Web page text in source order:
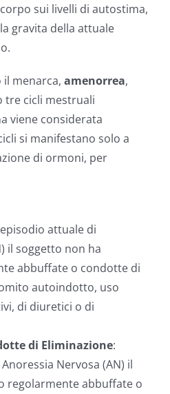
sui livelli di autostima,
gravita della attuale
il menarca, amenorrea,
tre cicli mestruali
viene considerata
si manifestano solo a
di ormoni, per
attuale di
il soggetto non ha
abbuffate o condotte di
autoindotto, uso
di diuretici o di
di Eliminazione:
Nervosa (AN) il
regolarmente abbuffate o